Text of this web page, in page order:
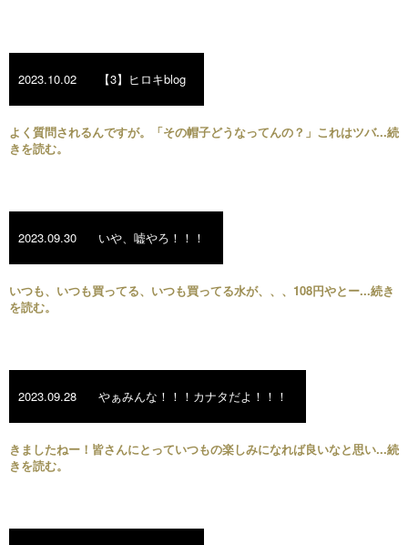
2023.10.02 【3】ヒロキblog
よく質問されるんですが。「その帽子どうなってんの？」これはツバ...続
きを読む。
2023.09.30 いや、嘘やろ！！！
いつも、いつも買ってる、いつも買ってる水が、、、108円やとー...続き
を読む。
2023.09.28 やぁみんな！！！カナタだよ！！！
きましたねー！皆さんにとっていつもの楽しみになれば良いなと思い...続
きを読む。